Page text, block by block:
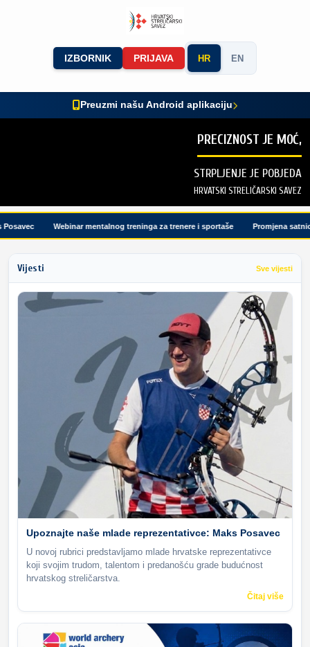
IZBORNIK PRIJAVA HR EN
Preuzmi našu Android aplikaciju
PRECIZNOST JE MOĆ,
STRPLJENJE JE POBJEDA
HRVATSKI STRELIČARSKI SAVEZ
Webinar mentalnog treninga za trenere i sportaše Promjena satnice
Vijesti Sve vijesti
Upoznajte naše mlade reprezentativce: Maks Posavec
U novoj rubrici predstavljamo mlade hrvatske reprezentativce
koji svojim trudom, talentom i predanošću grade budućnost
hrvatskog streličarstva.
Čitaj više